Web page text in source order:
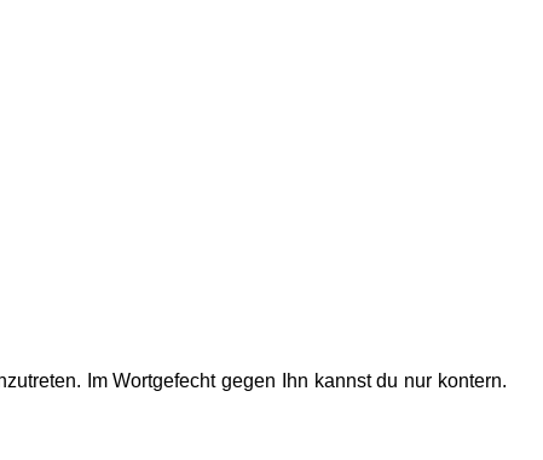
Im Wortgefecht gegen Ihn kannst du nur kontern.